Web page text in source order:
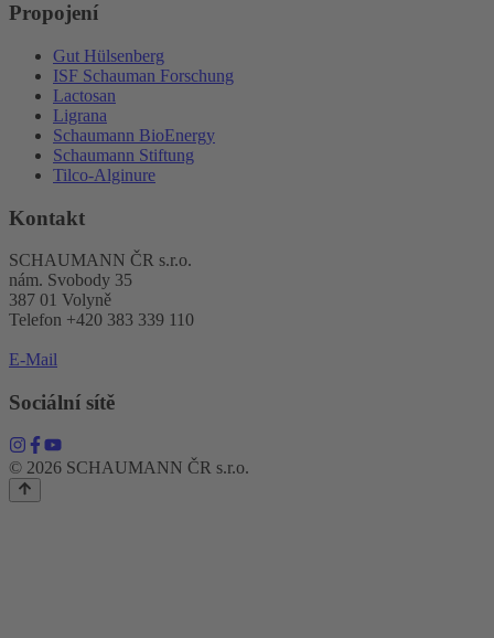
Propojení
Gut Hülsenberg
ISF Schauman Forschung
Lactosan
Ligrana
Schaumann BioEnergy
Schaumann Stiftung
Tilco-Alginure
Kontakt
SCHAUMANN ČR s.r.o.
nám. Svobody 35
387 01 Volyně
Telefon +420 383 339 110
E-Mail
Sociální sítě
© 2026 SCHAUMANN ČR s.r.o.